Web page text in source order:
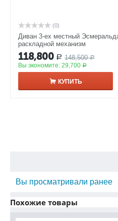
(0)
Диван 3-ех местный
раскладной механизм
118,800 Р 148,500 Р
Вы экономите: 29,700 Р
КУПИТЬ
Вы просматривали ранее
Похожие товары